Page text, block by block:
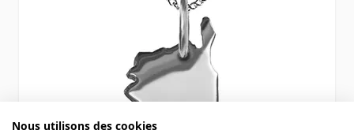
Nous utilisons des cookies